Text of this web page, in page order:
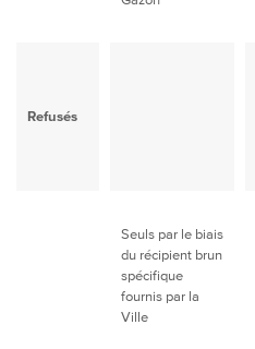
Refusés
Seuls par le biais
du récipient brun
spécifique
fournis par la
Ville